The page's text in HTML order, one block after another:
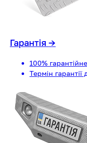
Гарантія→
100%
Термін